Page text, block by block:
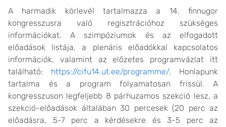
A harmadik körlevél tartalmazza a 14. finnugor
kongresszusra való regisztrációhoz szükséges
információkat. A szimpóziumok és az elfogadott
előadások listája, a plenáris előadókkal kapcsolatos
információk, valamint az előzetes programvázlat itt
található: https://cifu14.ut.ee/programme/. Honlapunk
tartalma és a program folyamatosan frissül. A
kongresszuson legfeljebb 8 párhuzamos szekció lesz, a
szekció-előadások általában 30 percesek (20 perc az
előadásra, 5-7 perc a kérdésekre és 3-5 perc az